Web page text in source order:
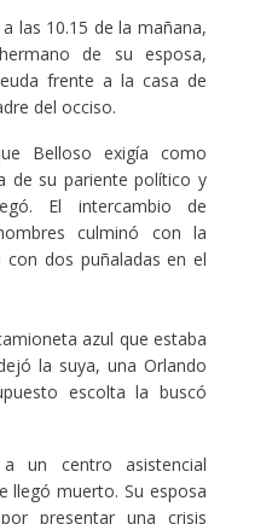
las 10.15 de la mañana,
de su esposa,
frente a la casa de
del occiso.
Belloso exigía como
de su pariente político y
El intercambio de
culminó con la
dos puñaladas en el
azul que estaba
la suya, una Orlando
escolta la buscó
un centro asistencial
llegó muerto. Su esposa
presentar una crisis